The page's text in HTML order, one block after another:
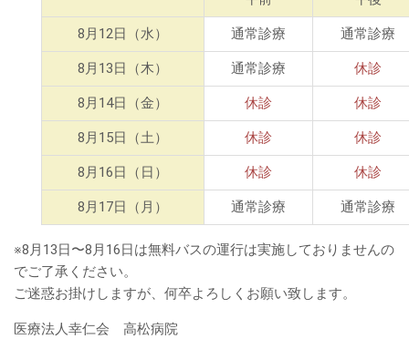
8月12日（水） 通常診療 通常診療
8月13日（木） 通常診療 休診
8月14日（金） 休診 休診
8月15日（土） 休診 休診
8月16日（日） 休診 休診
8月17日（月） 通常診療 通常診療
※8月13日〜8月16日は無料バスの運行は実施しておりませんの
でご了承ください。
ご迷惑お掛けしますが、何卒よろしくお願い致します。
医療法人幸仁会 高松病院